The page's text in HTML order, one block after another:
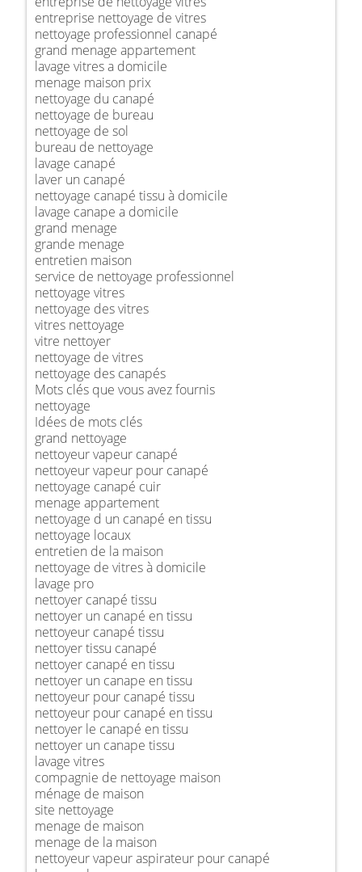
entreprise nettoyage de vitres
nettoyage professionnel canapé
grand menage appartement
lavage vitres a domicile
menage maison prix
nettoyage du canapé
nettoyage de bureau
nettoyage de sol
bureau de nettoyage
lavage canapé
laver un canapé
nettoyage canapé tissu à domicile
lavage canape a domicile
grand menage
grande menage
entretien maison
service de nettoyage professionnel
nettoyage vitres
nettoyage des vitres
vitres nettoyage
vitre nettoyer
nettoyage de vitres
nettoyage des canapés
Mots clés que vous avez fournis
nettoyage
Idées de mots clés
grand nettoyage
nettoyeur vapeur canapé
nettoyeur vapeur pour canapé
nettoyage canapé cuir
menage appartement
nettoyage d un canapé en tissu
nettoyage locaux
entretien de la maison
nettoyage de vitres à domicile
lavage pro
nettoyer canapé tissu
nettoyer un canapé en tissu
nettoyeur canapé tissu
nettoyer tissu canapé
nettoyer canapé en tissu
nettoyer un canape en tissu
nettoyeur pour canapé tissu
nettoyeur pour canapé en tissu
nettoyer le canapé en tissu
nettoyer un canape tissu
lavage vitres
compagnie de nettoyage maison
ménage de maison
site nettoyage
menage de maison
menage de la maison
nettoyeur vapeur aspirateur pour canapé